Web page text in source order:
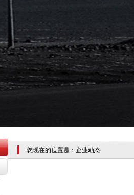
您现在的位置是：企业动态